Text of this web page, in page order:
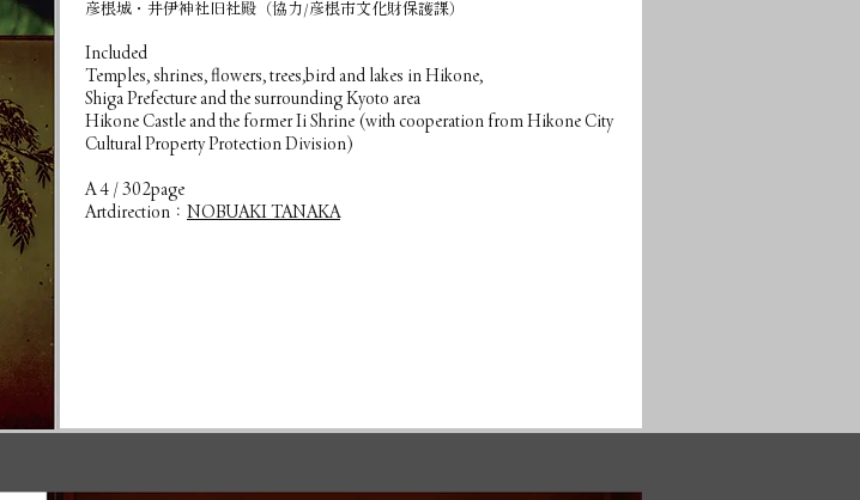
彦根城・井伊神社旧社殿（協力/彦根市文化財保護課）
Included
Temples, shrines, flowers, trees,bird and lakes in Hikone,
Shiga Prefecture and the surrounding Kyoto area
Hikone Castle and the former Ii Shrine (with cooperation from Hikone City
Cultural Property Protection Division)
A４/ 302page
Artdirection：
NOBUAKI TANAKA